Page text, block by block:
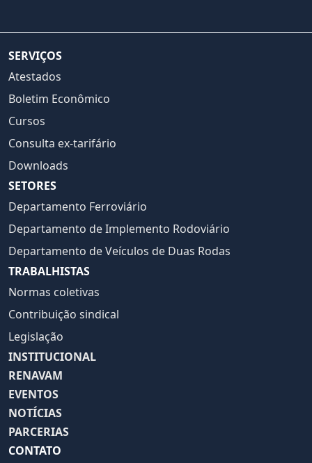
SERVIÇOS
Atestados
Boletim Econômico
Cursos
Consulta ex-tarifário
Downloads
SETORES
Departamento Ferroviário
Departamento de Implemento Rodoviário
Departamento de Veículos de Duas Rodas
TRABALHISTAS
Normas coletivas
Contribuição sindical
Legislação
INSTITUCIONAL
RENAVAM
EVENTOS
NOTÍCIAS
PARCERIAS
CONTATO